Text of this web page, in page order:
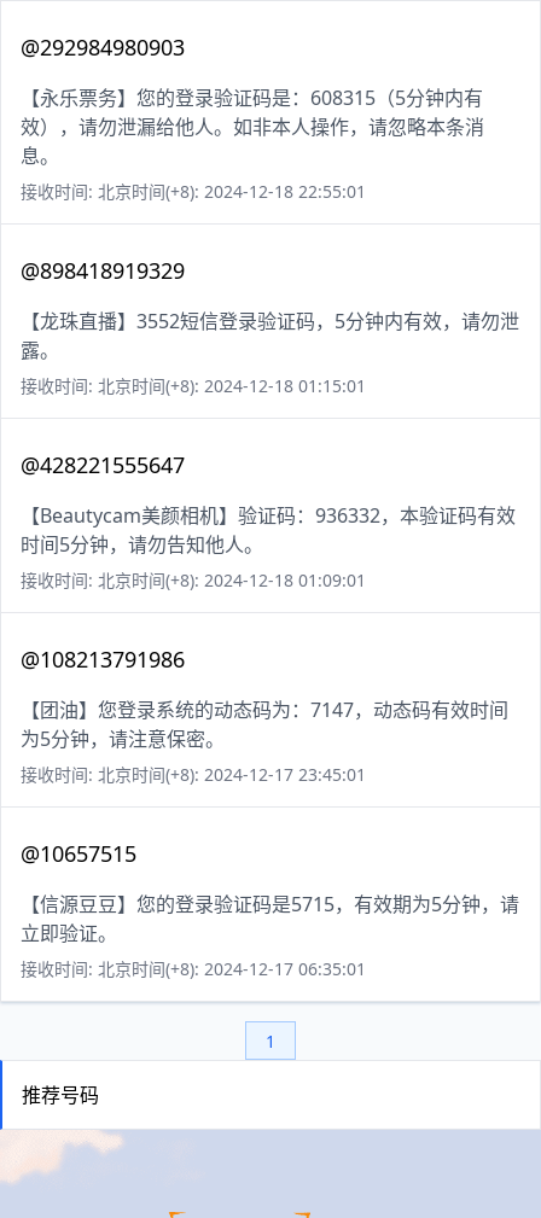
@292984980903
【永乐票务】您的登录验证码是：608315（5分钟内有
效），请勿泄漏给他人。如非本人操作，请忽略本条消
息。
接收时间: 北京时间(+8): 2024-12-18 22:55:01
@898418919329
【龙珠直播】3552短信登录验证码，5分钟内有效，请勿泄
露。
接收时间: 北京时间(+8): 2024-12-18 01:15:01
@428221555647
【Beautycam美颜相机】验证码：936332，本验证码有效
时间5分钟，请勿告知他人。
接收时间: 北京时间(+8): 2024-12-18 01:09:01
@108213791986
【团油】您登录系统的动态码为：7147，动态码有效时间
为5分钟，请注意保密。
接收时间: 北京时间(+8): 2024-12-17 23:45:01
@10657515
【信源豆豆】您的登录验证码是5715，有效期为5分钟，请
立即验证。
接收时间: 北京时间(+8): 2024-12-17 06:35:01
1
推荐号码